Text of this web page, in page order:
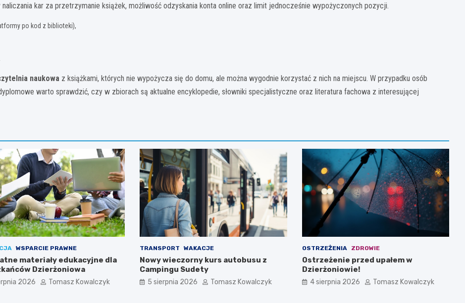
kar za przetrzymanie książek, możliwość odzyskania konta online oraz limit jednocześnie wypożyczonych pozycji.
po kod z biblioteki),
naukowa z książkami, których nie wypożycza się do domu, ale można wygodnie korzystać z nich na miejscu. W przypadku osób
warto sprawdzić, czy w zbiorach są aktualne encyklopedie, słowniki specjalistyczne oraz literatura fachowa z interesującej
WSPARCIE PRAWNE
materiały edukacyjne dla
Dzierżoniowa
2026 Tomasz Kowalczyk
TRANSPORT WAKACJE
Nowy wieczorny kurs autobusu z
Campingu Sudety
5 sierpnia 2026 Tomasz Kowalczyk
OSTRZEŻENIA ZDROWIE
Ostrzeżenie przed upałem w
Dzierżoniowie!
4 sierpnia 2026 Tomasz Kowalczyk